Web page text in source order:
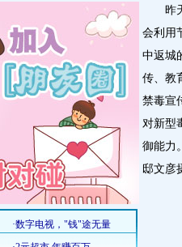
昨天
会利用
中返城
传、教
禁毒宣
对新型
御能力
邸文彦